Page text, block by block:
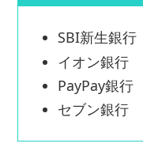
SBI新生銀行
イオン銀行
PayPay銀行
セブン銀行